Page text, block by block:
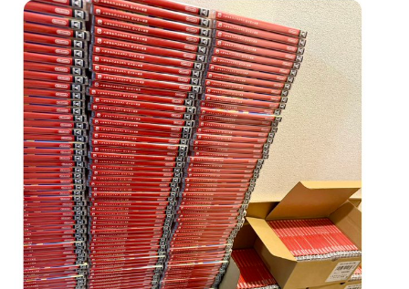
車大手工場にも女性・高齢者…軽作業ラインやスポットワー
ク
海外「日本なんて行くんじゃなかった…」 日本を知ってし
まったディズニー信者、帰国後『本家』に失望する事態に
キャデラックF1、致命的なブレーキ問題の原因が明らかに
なるも解決には至っておらずめども立たず
【緊急】今の若者に急増している『コレ』依存、めちゃくち
ゃ深刻な模様w w w w w w w w w w
アリスソフト「ランス10」ゲーム画面公開キター！ウルザち
ゃんは今回も美しい…。前作で助けたシィルもいるぞ！
【デレマス】 凛「なにこれ、蒼穹のファフナー？」モバ
P「資料だから見といてくれ」
ンプくらいヌルイのなら考える
新台スマスロ『Lやじきた道中記参る』評判＆感想まとめ｜
通常時はポイント集めで修行、あっぱれチャンスの河童が強
い、スイカ取りこぼし注意 etc…
【画像】影山優佳さん(25)、下着姿であたシコが止まらない
京大病院、手術ミスで50代女性患者を「植物状態」に 脳腫
瘍摘出手術で腫瘍の無い部位を摘出してしまう
【画像】前田敦子さん、脚が長すぎるｗｗｗｗｗｗｗ
【Pickup07091615】
【画像】元モデルのTBS新人アナさん、プリケツ
テレビ大好き高齢者の｢テレビ離れ｣が始まった…